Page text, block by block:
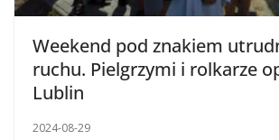
Weekend pod znakiem
ruchu. Pielgrzymi i rolkarze
Lublin
2024-08-29